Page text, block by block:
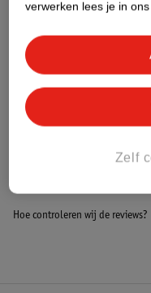
Bestel &
Hoe controleren wij de reviews?
verwerken lees je in ons
Zelf